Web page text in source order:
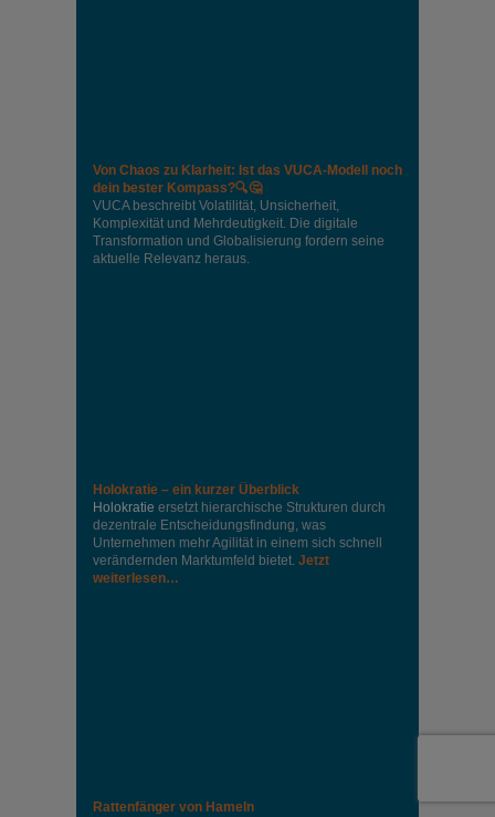
Von Chaos zu Klarheit: Ist das VUCA-Modell noch
dein bester Kompass?🔍🤔
VUCA beschreibt Volatilität, Unsicherheit,
Komplexität und Mehrdeutigkeit. Die digitale
Transformation und Globalisierung fordern seine
aktuelle Relevanz heraus.
Holokratie – ein kurzer Überblick
Holokratie ersetzt hierarchische Strukturen durch
dezentrale Entscheidungsfindung, was
Unternehmen mehr Agilität in einem sich schnell
verändernden Marktumfeld bietet. Jetzt
weiterlesen…
Rattenfänger von Hameln